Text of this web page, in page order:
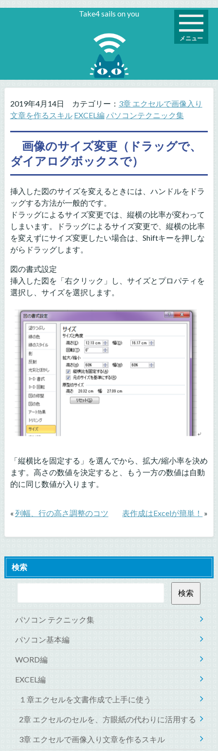
メニュー
Take4 sails on you
2019年4月14日 カテゴリー： 3章 エクセルで画像入り
文章を作るスキル EXCEL編 パソコンテクニック集
画像のサイズ変更（ドラッグで、
ダイアログボックスで）
挿入した図のサイズを変えるときには、ハンドルをドラ
ッグする方法が一般的です。
ドラッグによるサイズ変更では、縦横の比率が変わって
しまいます。ドラッグによるサイズ変更で、縦横の比率
を変えずにサイズ変更したい場合は、Shiftキーを押しな
がらドラッグします。
図の書式設定
挿入した図を「右クリック」し、サイズとプロパティを
選択し、サイズを選択します。
「縦横比を固定する」を選んでから、拡大/縮小率を決め
ます。高さの数値を決定すると、もう一方の数値は自動
的に同じ数値が入ります。
« 列幅、行の高さ調整のコツ 表作成はExcelが簡単！ »
検索
パソコン テクニック集
パソコン基本編
WORD編
EXCEL編
１章エクセルを文書作成で上手に使う
2章 エクセルのセルを、方眼紙の代わりに活用する
3章 エクセルで画像入り文章を作るスキル